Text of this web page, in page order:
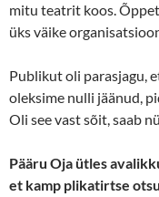
mitu teatrit koos.
üks väike
Publikut oli parasjagu,
oleksime nulli jäänud,
Oli see vast sõit, saab
Pääru Oja ütles
et kamp plikatirtse